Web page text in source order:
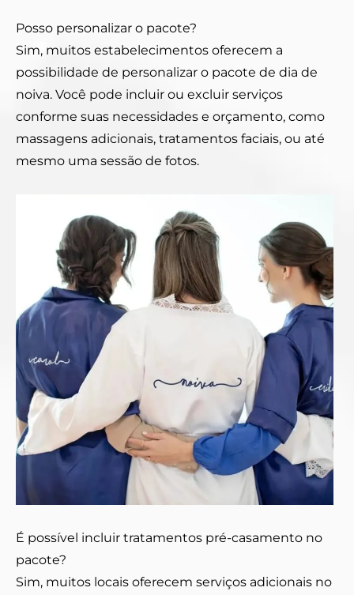
Posso personalizar o pacote?
Sim, muitos estabelecimentos oferecem a
possibilidade de personalizar o pacote de dia de
noiva. Você pode incluir ou excluir serviços
conforme suas necessidades e orçamento, como
massagens adicionais, tratamentos faciais, ou até
mesmo uma sessão de fotos.
É possível incluir tratamentos pré-casamento no
pacote?
Sim, muitos locais oferecem serviços adicionais no